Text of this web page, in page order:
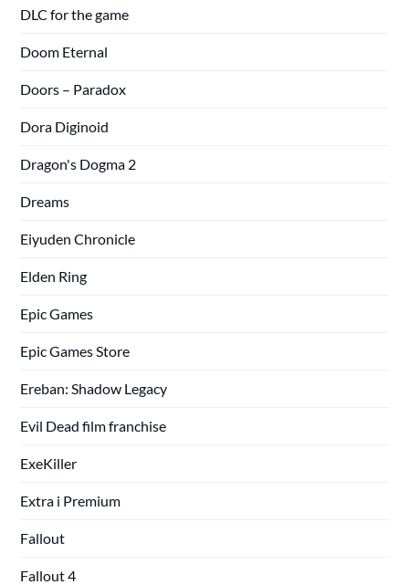
DLC for the game
Doom Eternal
Doors – Paradox
Dora Diginoid
Dragon's Dogma 2
Dreams
Eiyuden Chronicle
Elden Ring
Epic Games
Epic Games Store
Ereban: Shadow Legacy
Evil Dead film franchise
ExeKiller
Extra i Premium
Fallout
Fallout 4